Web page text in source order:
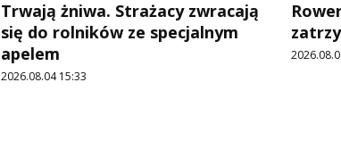
Trwają żniwa. Strażacy zwracają
się do rolników ze specjalnym
apelem
2026.08.04 15:33